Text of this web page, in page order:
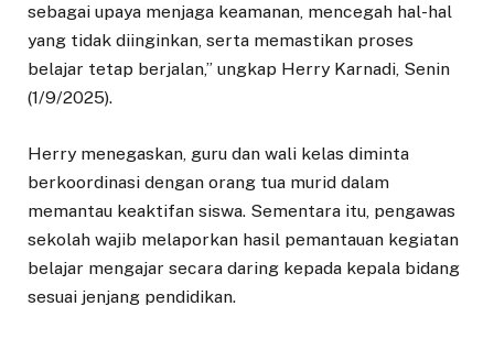
sebagai upaya menjaga keamanan, mencegah hal-hal
yang tidak diinginkan, serta memastikan proses
belajar tetap berjalan,” ungkap Herry Karnadi, Senin
(1/9/2025).
Herry menegaskan, guru dan wali kelas diminta
berkoordinasi dengan orang tua murid dalam
memantau keaktifan siswa. Sementara itu, pengawas
sekolah wajib melaporkan hasil pemantauan kegiatan
belajar mengajar secara daring kepada kepala bidang
sesuai jenjang pendidikan.